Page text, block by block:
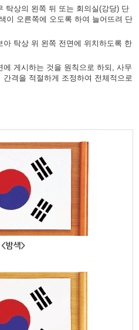
탁상의 왼쪽 뒤 또는 회의실(강당) 단
이 오른쪽에 오도록 하여 늘어뜨려 단
아 탁상 위 왼쪽 전면에 위치하도록 한
게시하는 것을 원칙으로 하되, 사무
격을 적절하게 조정하여 전체적으로